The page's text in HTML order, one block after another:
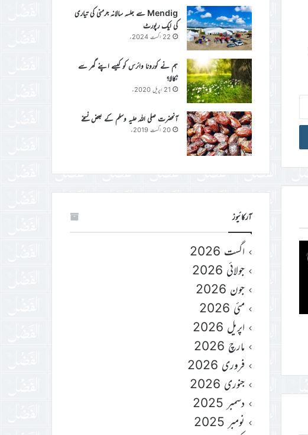
Mendig سے جلسہ سالانہ جرمنی کی تیاری
کی ایک رپورٹ
22 اگست 2024ء
ہم نے کورونا وائرس کو کیسے اپنے گھر سے
نکالا؟
21 اپریل 2020ء
آنحضرت صلی اللہ علیہ وسلم کے بعض نسخے
20 اگست 2019ء
آرکائیوز
اگست 2026
جولائی 2026
جون 2026
مئی 2026
اپریل 2026
مارچ 2026
فروری 2026
جنوری 2026
دسمبر 2025
نومبر 2025